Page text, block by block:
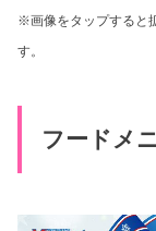
※画像をタップすると
す。
フードメ